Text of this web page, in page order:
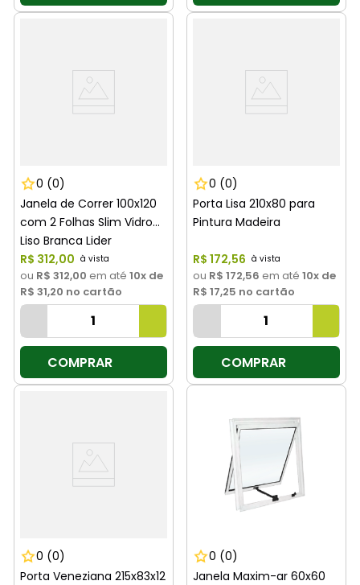
0 (0)
Janela de Correr 100x120
com 2 Folhas Slim Vidro
Liso Branca Lider
R$ 312,00
ou R$ 312,00 em até 10x de
R$ 31,20 no cartão
COMPRAR
0 (0)
Porta Lisa 210x80 para
Pintura Madeira
R$ 172,56
ou R$ 172,56 em até 10x de
R$ 17,25 no cartão
COMPRAR
0 (0)
Porta Veneziana 215x83x12
0 (0)
Janela Maxim-ar 60x60